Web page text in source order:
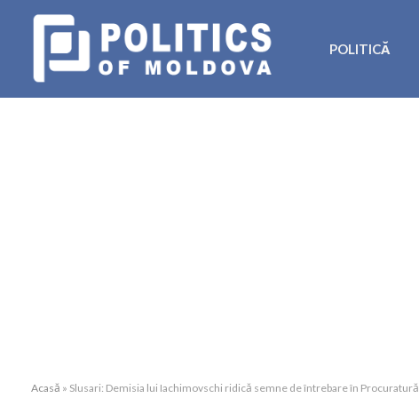
POLITICĂ
Acasă » Slusari: Demisia lui Iachimovschi ridică semne de întrebare în Procuratură